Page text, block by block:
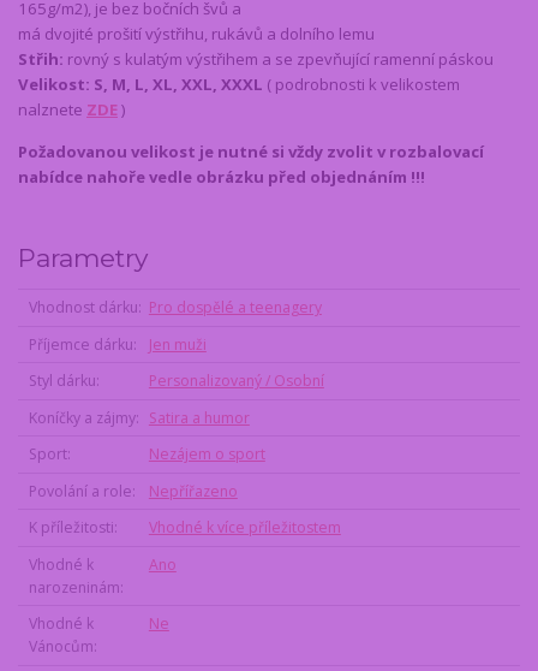
165g/m2), je bez bočních švů a
má dvojité prošití výstřihu, rukávů a dolního lemu
Střih: rovný s kulatým výstřihem a se zpevňující ramenní páskou
Velikost: S, M, L, XL, XXL, XXXL ( podrobnosti k velikostem
nalznete ZDE)
Požadovanou velikost je nutné si vždy zvolit v rozbalovací
nabídce nahoře vedle obrázku před objednáním !!!
Parametry
Vhodnost dárku
Pro dospělé a teenagery
Příjemce dárku
Jen muži
Styl dárku
Personalizovaný / Osobní
Koníčky a zájmy
Satira a humor
Sport
Nezájem o sport
Povolání a role
Nepřířazeno
K příležitosti
Vhodné k více příležitostem
Vhodné k
narozeninám
Ano
Vhodné k
Vánocům
Ne